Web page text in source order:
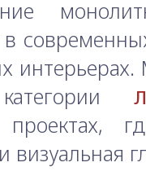
интерьерах.
проектах,
визуальная